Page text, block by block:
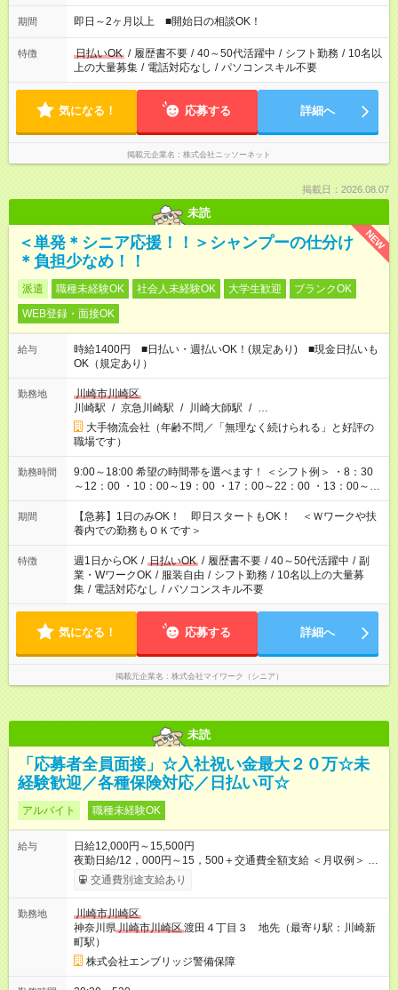
期間 即日～2ヶ月以上 ■開始日の相談OK！
特徴 日払いOK / 履歴書不要 / 40～50代活躍中 / シフト勤務 / 10名以
上の大量募集 / 電話対応なし / パソコンスキル不要
気になる！ 応募する 詳細へ
掲載元企業名 株式会社ニッソーネット
掲載日：2026.08.07
未読
NEW
＜単発＊シニア応援！！＞シャンプーの仕分け
＊負担少なめ！！
派遣 職種未経験OK 社会人未経験OK 大学生歓迎
ブランクOK
WEB登録・面接OK
給与
時給1400円 ■日払い・週払いOK！(規定あり) ■現金日払いも
OK（規定あり）
勤務地
川崎市川崎区
川崎駅 / 京急川崎駅 / 川崎大師駅 / …
大手物流会社（年齢不問／「無理なく続けられる」と好評の
職場です）
勤務時間
9:00～18:00 希望の時間帯を選べます！ ＜シフト例＞ ・8：30
～12：00 ・10：00～19：00 ・17：00～22：00 ・13：00～
22：00 ・22：00～翌6：00 など
期間
【急募】1日のみOK！ 即日スタートもOK！ ＜Ｗワークや扶
養内での勤務もＯＫです＞
特徴 週1日からOK / 日払いOK / 履歴書不要 / 40～50代活躍中 / 副
業・WワークOK / 服装自由 / シフト勤務 / 10名以上の大量募
集 / 電話対応なし / パソコンスキル不要
気になる！ 応募する 詳細へ
掲載元企業名 株式会社マイワーク（シニア）
未読
「応募者全員面接」☆入社祝い金最大２０万☆未
経験歓迎／各種保険対応／日払い可☆
アルバイト 職種未経験OK
給与
日給12,000円～15,500円
夜勤日給/12，000円～15，500＋交通費全額支給 ＜月収例＞ 日
給12，000円×22日間＝264，000円 ◆スタートダッシュに 入社
祝金最大200，000円を支給！ 研修手当(法定研修20時間)：24，
「全額」支給 公共交通機関を利用の履歴を提出で、交通費全額
支給！ 自動車通勤・バイク通勤もOK ※規程あり ◆日当保証 た
とえ仕事が1時間で終わっても 日当は全額お支払いします！ 業
者さんと協力し合って、早く仕事を終えるほど、お得……！ ◆
その他 資格応援手当・隊長手当等 アルバイトから社員雇用ま
交通費別途支給あり
勤務地
川崎市川崎区
神奈川県川崎市川崎区渡田４丁目３ 地先（最寄り駅：川崎新
町駅）
株式会社エンブリッジ警備保障